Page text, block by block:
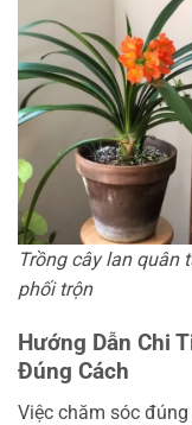
Trồng cây lan quân
phối trộn
Hướng Dẫn Chi
Đúng Cách
Việc chăm sóc